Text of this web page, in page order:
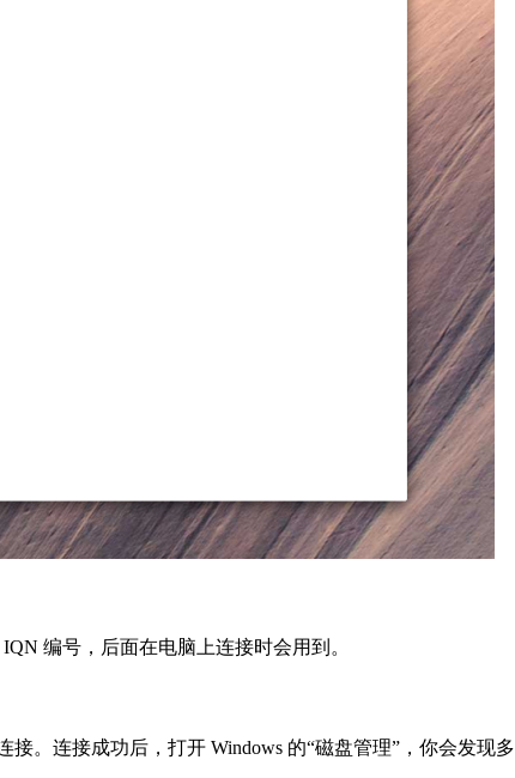
编号，后面在电脑上连接时会用到。
接。连接成功后，打开 Windows 的“磁盘管理”，你会发现